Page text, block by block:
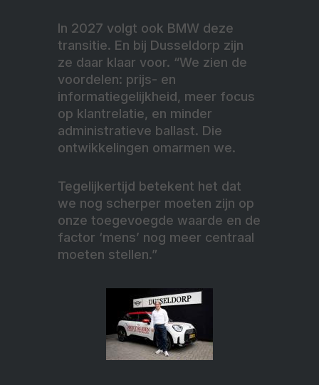
In 2027 volgt ook BMW deze
transitie. En bij Dusseldorp zijn
ze daar klaar voor. “We zien de
voordelen: prijs- en
informatiegelijkheid, meer focus
op klantrelatie, en minder
administratieve ballast. Die
ontwikkelingen omarmen we.
Tegelijkertijd betekent het dat
we nog scherper moeten zijn op
onze toegevoegde waarde en de
factor ‘mens’ nog meer centraal
moeten stellen.”